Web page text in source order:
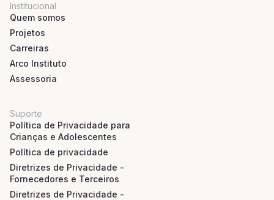
Institucional
Quem somos
Projetos
Carreiras
Arco Instituto
Assessoria
Suporte
Política de Privacidade para
Crianças e Adolescentes
Política de privacidade
Diretrizes de Privacidade -
Fornecedores e Terceiros
Diretrizes de Privacidade -